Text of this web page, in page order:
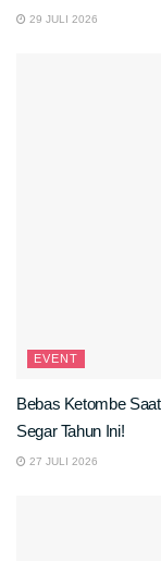
29 JULI 2026
EVENT
Bebas Ketombe
Segar Tahun Ini!
27 JULI 2026